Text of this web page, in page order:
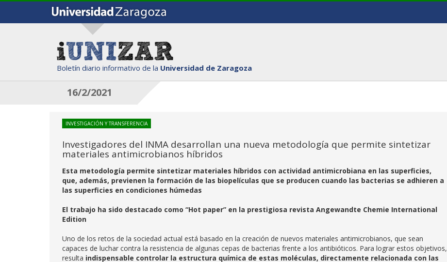
Boletín diario informativo de la Universidad de Zaragoza
16/2/2021
INVESTIGACIÓN Y TRANSFERENCIA
Investigadores del INMA desarrollan una nueva metodología que permite sintetizar
materiales antimicrobianos híbridos
Esta metodología permite sintetizar materiales híbridos con actividad antimicrobiana en las superficies,
que, además, previenen la formación de las biopelículas que se producen cuando las bacterias se adhieren a
las superficies en condiciones húmedas
El trabajo ha sido destacado como “Hot paper” en la prestigiosa revista Angewandte Chemie International
Edition
Uno de los retos de la sociedad actual está basado en la creación de nuevos materiales antimicrobianos, que sean
capaces de luchar contra la resistencia de algunas cepas de bacterias frente a los antibióticos. Para lograr estos objetivos,
resulta indispensable controlar la estructura química de estas moléculas, directamente relacionada con las